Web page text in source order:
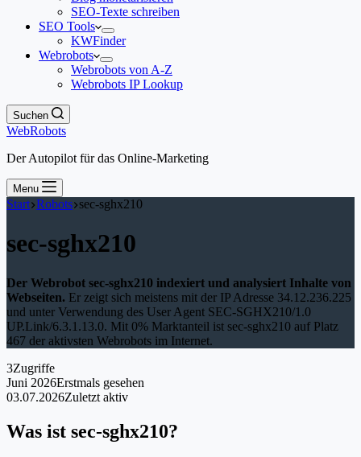
SEO-Texte schreiben
SEO Tools
KWFinder
Webrobots
Webrobots von A-Z
Webrobots IP Lookup
Suchen
WebRobots
Der Autopilot für das Online-Marketing
Menu
Start Robots sec-sghx210
sec-sghx210
Der Webrobot sec-sghx210 indexiert und analysiert Inhalte von
Webseiten. Er zeigt sich meistens mit der IP Adresse 34.12.236.225
und unter Verwendung des User Agent SEC-SGHX210/1.0
UP.Link/6.3.1.13.0. Mit 0% Marktanteil ist sec-sghx210 auf Platz
467 der aktivsten Webrobots im Internet.
3Zugriffe
Juni 2026Erstmals gesehen
03.07.2026Zuletzt aktiv
Was ist sec-sghx210?